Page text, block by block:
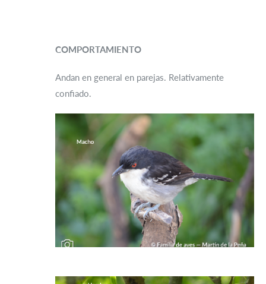
COMPORTAMIENTO
Andan en general en parejas. Relativamente
confiado.